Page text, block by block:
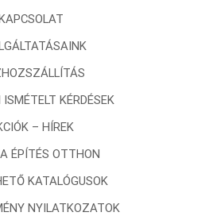
KÉRDÉSEK
– HÍREK
ÉPÍTÉS OTTHON
KATALÓGUSOK
NYILATKOZATOK